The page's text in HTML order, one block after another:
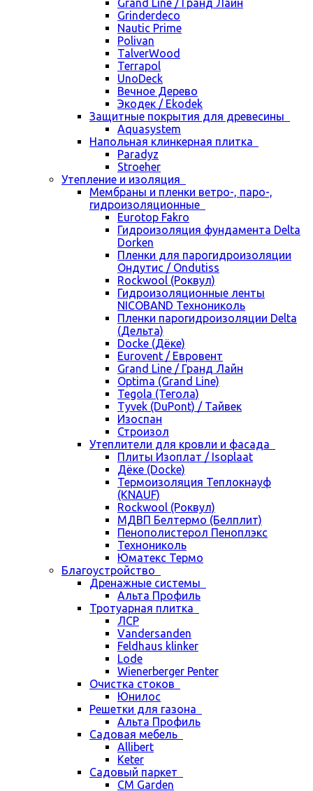
Grand Line / Гранд Лайн
Grinderdeco
Nautic Prime
Polivan
TalverWood
Terrapol
UnoDeck
Вечное Дерево
Экодек / Ekodek
Защитные покрытия для древесины
Aquasystem
Напольная клинкерная плитка
Paradyz
Stroeher
Утепление и изоляция
Мембраны и пленки ветро-, паро-,
гидроизоляционные
Eurotop Fakro
Гидроизоляция фундамента Delta
Dorken
Пленки для парогидроизоляции
Ондутис / Ondutiss
Rockwool (Роквул)
Гидроизоляционные ленты
NICOBAND Технониколь
Пленки парогидроизоляции Delta
(Дельта)
Docke (Дёке)
Eurovent / Евровент
Grand Line / Гранд Лайн
Optima (Grand Line)
Tegola (Тегола)
Tyvek (DuPont) / Тайвек
Изоспан
Строизол
Утеплители для кровли и фасада
Плиты Изоплат / Isoplaat
Дёке (Docke)
Термоизоляция Теплокнауф
(KNAUF)
Rockwool (Роквул)
МДВП Белтермо (Белплит)
Пенополистерол Пеноплэкс
Технониколь
Юматекс Термо
Благоустройство
Дренажные системы
Альта Профиль
Тротуарная плитка
ЛСР
Vandersanden
Feldhaus klinker
Lode
Wienerberger Penter
Очистка стоков
Юнилос
Решетки для газона
Альта Профиль
Садовая мебель
Allibert
Keter
Садовый паркет
CM Garden